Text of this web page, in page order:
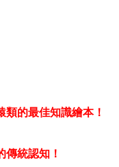
的最佳知識繪本！
傳統認知！